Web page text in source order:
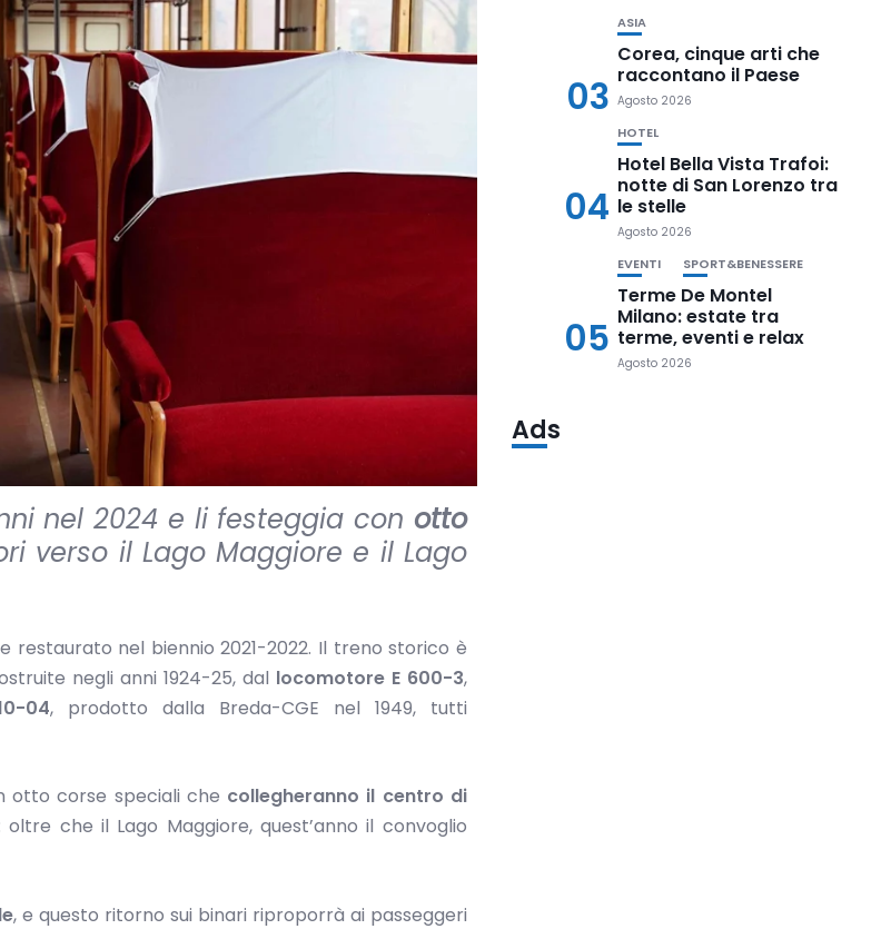
nel 2024 e li festeggia con otto
verso il Lago Maggiore e il Lago
restaurato nel biennio 2021-2022. Il treno storico è
negli anni 1924-25, dal locomotore E 600-3,
04, prodotto dalla Breda-CGE nel 1949, tutti
otto corse speciali che collegheranno il centro di
che il Lago Maggiore, quest’anno il convoglio
, e questo ritorno sui binari riproporrà ai passeggeri
03
ASIA
Corea, cinque arti che
raccontano il Paese
Agosto 2026
04
HOTEL
Hotel Bella Vista Trafoi:
notte di San Lorenzo tra
le stelle
Agosto 2026
05
EVENTI SPORT&BENESSERE
Terme De Montel
Milano: estate tra
terme, eventi e relax
Agosto 2026
Ads